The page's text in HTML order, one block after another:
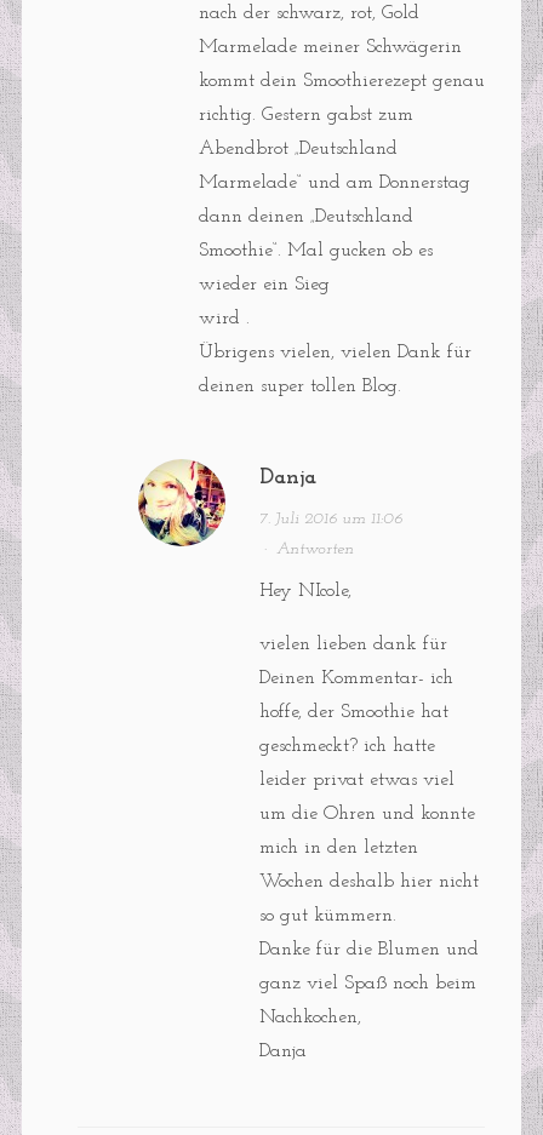
nach der schwarz, rot, Gold
Marmelade meiner Schwägerin
kommt dein Smoothierezept genau
richtig. Gestern gabst zum
Abendbrot „Deutschland
Marmelade“ und am Donnerstag
dann deinen „Deutschland
Smoothie“. Mal gucken ob es
wieder ein Sieg
wird .
Übrigens vielen, vielen Dank für
deinen super tollen Blog.
Danja
7. Juli 2016 um 11:06
· Antworten
Hey NIcole,
vielen lieben dank für
Deinen Kommentar- ich
hoffe, der Smoothie hat
geschmeckt? ich hatte
leider privat etwas viel
um die Ohren und konnte
mich in den letzten
Wochen deshalb hier nicht
so gut kümmern.
Danke für die Blumen und
ganz viel Spaß noch beim
Nachkochen,
Danja